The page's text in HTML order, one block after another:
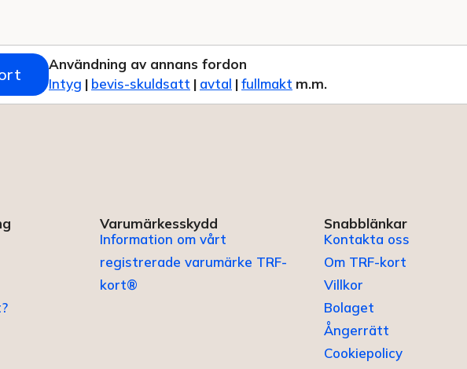
Användning av annans fordon
Intyg | bevis-skuldsatt | avtal |fullmakt m.m.
Varumärkesskydd
Information om vårt
registrerade varumärke TRF-
kort®
Snabblänkar
Kontakta oss
Om TRF-kort
Villkor
Bolaget
Ångerrätt
Cookiepolicy